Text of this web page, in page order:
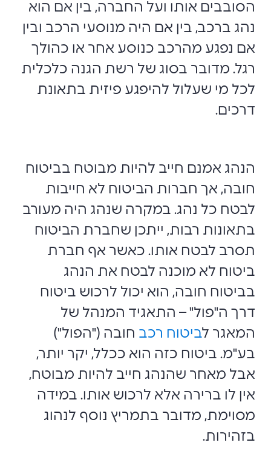
הסובבים אותו ועל החברה, בין אם הוא
נהג ברכב, בין אם היה מנוסעי הרכב ובין
אם נפגע מהרכב כנוסע אחר או כהולך
רגל. מדובר בסוג של רשת הגנה כלכלית
לכל מי שעלול להיפגע פיזית בתאונת
דרכים.
הנהג אמנם חייב להיות מבוטח בביטוח
חובה, אך חברות הביטוח לא חייבות
לבטח כל נהג. במקרה שנהג היה מעורב
בתאונות רבות, ייתכן שחברת הביטוח
תסרב לבטח אותו. כאשר אף חברת
ביטוח לא מוכנה לבטח את הנהג
בביטוח חובה, הוא יכול לרכוש ביטוח
דרך ה"פול" – התאגיד המנהל של
המאגר לביטוח רכב חובה ("הפול")
בע"מ. ביטוח כזה הוא ככלל, יקר יותר,
אבל מאחר שהנהג חייב להיות מבוטח,
אין לו ברירה אלא לרכוש אותו. במידה
מסוימת, מדובר בתמריץ נוסף לנהוג
בזהירות.